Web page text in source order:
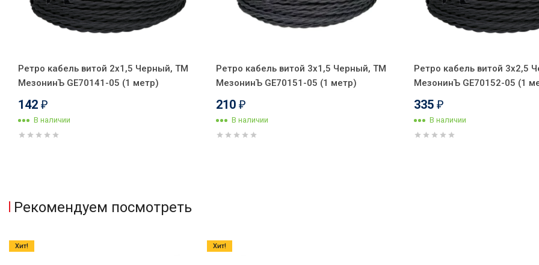
Ретро кабель витой 2x1,5 Черный, ТМ
МезонинЪ GE70141-05 (1 метр)
142 ₽
В наличии
Ретро кабель витой 3x1,5 Черный, ТМ
МезонинЪ GE70151-05 (1 метр)
210 ₽
В наличии
Ретро кабель витой 3x2,5
МезонинЪ GE70152-05 (1
335 ₽
В наличии
Рекомендуем посмотреть
Хит! Хит!